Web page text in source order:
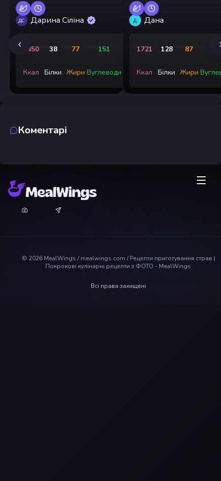
ДС Дарина Сіліна
1450
Ккал
38
Білки
77
Жири
151
Вуглеводи
Д Дана
1721
Ккал
128
Білки
87
Жири
93
Коментарі
© 2026 MealWings / mealwings.com /Рецепти приготування страв |
Покрокові кулінарні рецепти з ФОТО - MealWings
Всі права захищені